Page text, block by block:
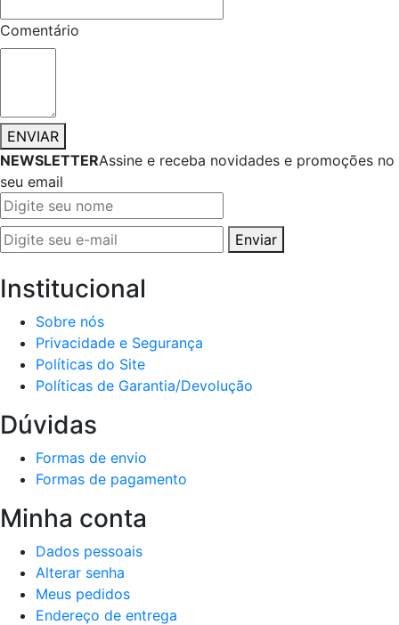
Comentário
ENVIAR
NEWSLETTERAssine e receba novidades e promoções no
seu email
Enviar
Institucional
Sobre nós
Privacidade e Segurança
Políticas do Site
Políticas de Garantia/Devolução
Dúvidas
Formas de envio
Formas de pagamento
Minha conta
Dados pessoais
Alterar senha
Meus pedidos
Endereço de entrega